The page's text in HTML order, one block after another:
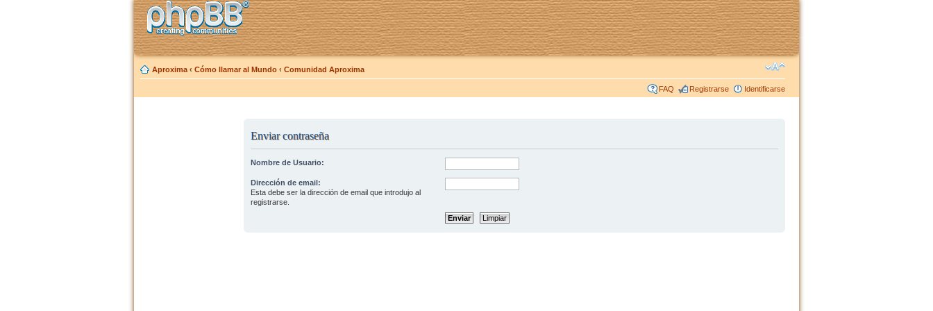
Aproxima ‹ Cómo llamar al Mundo ‹ Comunidad Aproxima
FAQ Registrarse Identificarse
Enviar contraseña
Nombre de Usuario:
Dirección de email:
Esta debe ser la dirección de email que introdujo al
registrarse.